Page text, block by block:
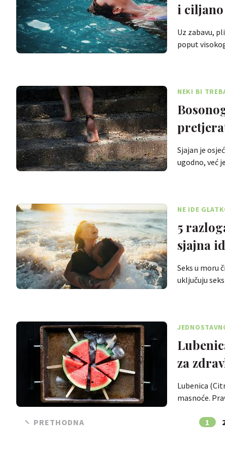
i
Uz zabavu,
poput
NEKI BI
Sjajan je
ugodno, već
NE IDE
5
sjajna
Seks u moru
uključuju
za
Lubenica
masnoće.
PRETHODNA 1